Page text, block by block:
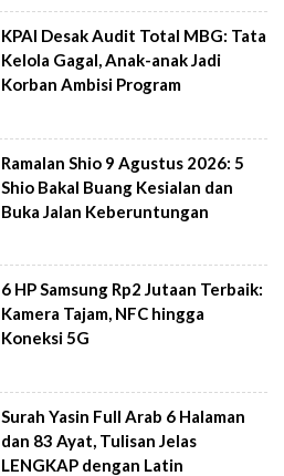
KPAI Desak Audit Total MBG: Tata
Kelola Gagal, Anak-anak Jadi
Korban Ambisi Program
Ramalan Shio 9 Agustus 2026: 5
Shio Bakal Buang Kesialan dan
Buka Jalan Keberuntungan
6 HP Samsung Rp2 Jutaan Terbaik:
Kamera Tajam, NFC hingga
Koneksi 5G
Surah Yasin Full Arab 6 Halaman
dan 83 Ayat, Tulisan Jelas
LENGKAP dengan Latin